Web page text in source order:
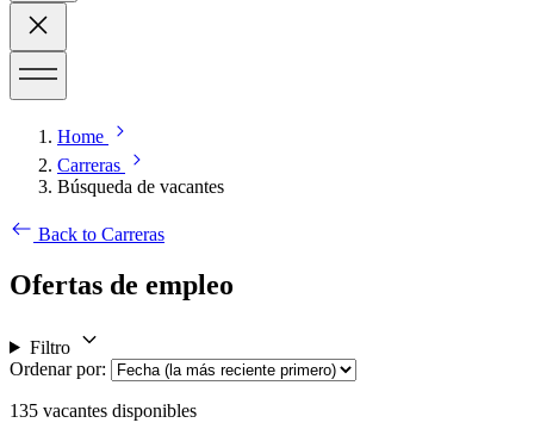
Home
Carreras
Búsqueda de vacantes
Back to Carreras
Ofertas de empleo
Filtro
Ordenar por:
135 vacantes disponibles